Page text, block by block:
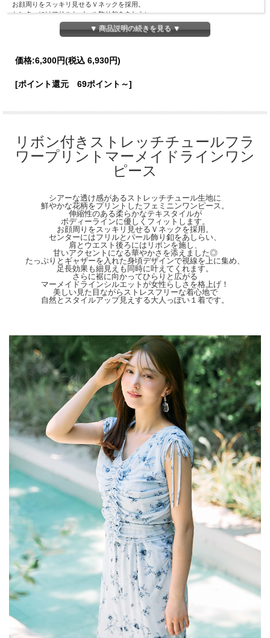
お顔周りをスッキリ見せるＶネックを採用。
センターにはフリルとパール飾り釦をあしらい、
肩とウエスト後ろにはリボンを施し、
甘いアクセントになる華やかさを添えました◎
さらに裾に向かってひらりと広がる
美しい見た目ながらストレスフリーな着心地で
自然とスタイルアップ見えする大人っぽい１着です。
【Detail】
総丈：116cm
身幅：43cm
※後ろゴム仕様
※ファスナーなし
※前ボタン開閉不可(飾り釦仕様)
【Color】#32 ブルー/#53 ローズピンク
【Attention】サイズは平置きサイズとなりますので測り方により誤差が出る場合が
ございます。 色合いはモニター環境により若干の誤差が出ます。 ライティングや
天候によりモデル画像と物撮り画像のカラーに違いある場合、物撮り画像の方が実
際のカラーに近い状態で撮影されておりますので、そちらを参考にしてくださいま
▼ 商品説明の続きを見る ▼
価格:6,300円(税込 6,930円)
[ポイント還元 69ポイント～]
リボン付きストレッチチュールフラ
ワープリントマーメイドラインワン
ピース
シアーな透け感があるストレッチチュール生地に
鮮やかな花柄をプリントしたフェミニンワンピース。
伸縮性のある柔らかなテキスタイルが
ボディーラインに優しくフィットします。
お顔周りをスッキリ見せるＶネックを採用。
センターにはフリルとパール飾り釦をあしらい、
肩とウエスト後ろにはリボンを施し、
甘いアクセントになる華やかさを添えました◎
たっぷりとギャザーを入れた身頃デザインで視線を上に集め、
足長効果も細見えも同時に叶えてくれます。
さらに裾に向かってひらりと広がる
マーメイドラインシルエットが女性らしさを格上げ！
美しい見た目ながらストレスフリーな着心地で
自然とスタイルアップ見えする大人っぽい１着です。